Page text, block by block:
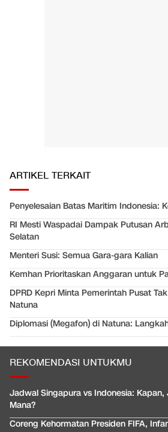
ARTIKEL TERKAIT
Penyelesaian Batas Maritim Indonesia:
RI Mesti Waspadai Dampak Putusan
Selatan
Menteri Susi: Semua Gara-gara Kalian
Kemhan Prioritaskan Anggaran untuk
DPRD Kepri Minta Pemerintah Pusat
Natuna
Diplomasi (Megafon) di Natuna:
REKOMENDASI UNTUKMU
Jadwal Singapura vs Indonesia:
Mana?
Coreng Kehormatan Presiden FIFA,